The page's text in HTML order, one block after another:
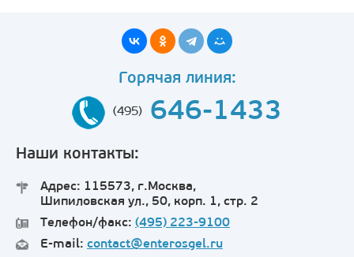
Горячая линия:
(495) 646-1433
Наши контакты:
Адрес: 115573, г.Москва,
Шипиловская ул., 50, корп. 1, стр. 2
Телефон/факс: (495) 223-9100
E-mail: contact@enterosgel.ru